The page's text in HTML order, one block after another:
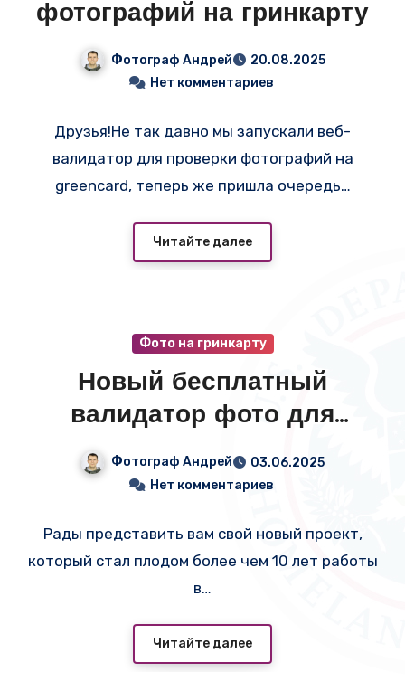
фотографий на гринкарту
Фотограф Андрей
20.08.2025
Нет комментариев
Друзья!Не так давно мы запускали веб-
валидатор для проверки фотографий на
greencard, теперь же пришла очередь…
Читайте далее
Фото на гринкарту
Новый бесплатный
валидатор фото для
Фотограф Андрей
03.06.2025
Нет комментариев
Рады представить вам свой новый проект,
который стал плодом более чем 10 лет работы
в…
Читайте далее